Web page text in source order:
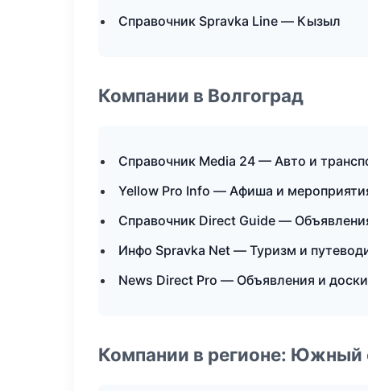
Справочник Spravka Line — Кызыл
Компании в Волгоград
Справочник Media 24 — Авто и
Yellow Pro Info — Афиша и
Справочник Direct Guide —
Инфо Spravka Net — Туризм и
News Direct Pro — Объявления и доски
Компании в регионе: Южный